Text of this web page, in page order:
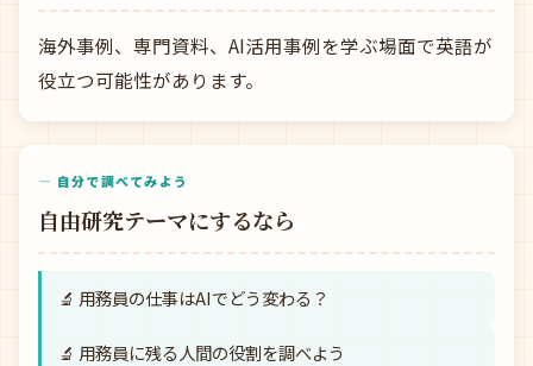
海外事例、専門資料、AI活用事例を学ぶ場面で英語が
役立つ可能性があります。
— 自分で調べてみよう
自由研究テーマにするなら
🔬 用務員の仕事はAIでどう変わる？
🔬 用務員に残る人間の役割を調べよう